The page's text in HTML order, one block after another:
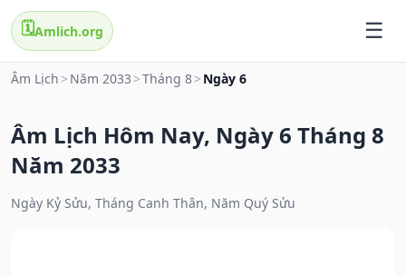
🗓️Amlich.org
Âm Lịch > Năm 2033 >Tháng 8> Ngày 6
Âm Lịch Hôm Nay, Ngày 6 Tháng 8
Năm 2033
Ngày Kỷ Sửu, Tháng Canh Thân, Năm Quý Sửu